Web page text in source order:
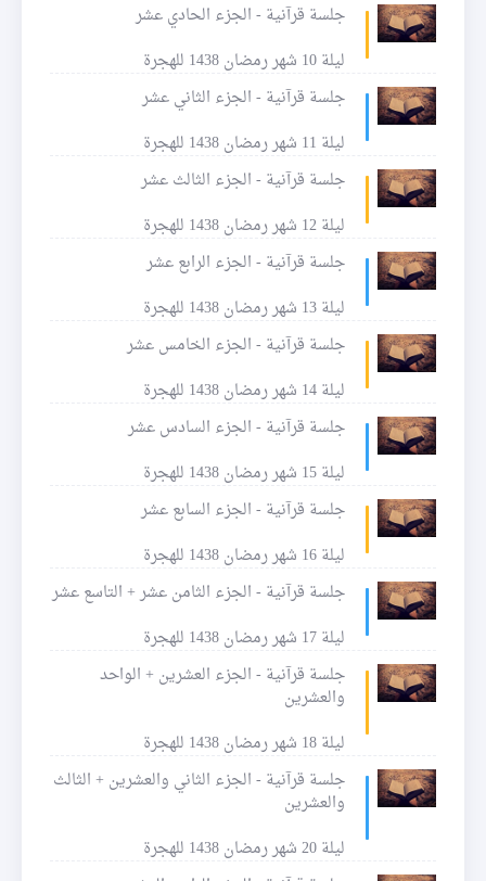
جلسة قرآنية - الجزء الحادي عشر
ليلة 10 شهر رمضان 1438 للهجرة
جلسة قرآنية - الجزء الثاني عشر
ليلة 11 شهر رمضان 1438 للهجرة
جلسة قرآنية - الجزء الثالث عشر
ليلة 12 شهر رمضان 1438 للهجرة
جلسة قرآنية - الجزء الرابع عشر
ليلة 13 شهر رمضان 1438 للهجرة
جلسة قرآنية - الجزء الخامس عشر
ليلة 14 شهر رمضان 1438 للهجرة
جلسة قرآنية - الجزء السادس عشر
ليلة 15 شهر رمضان 1438 للهجرة
جلسة قرآنية - الجزء السابع عشر
ليلة 16 شهر رمضان 1438 للهجرة
جلسة قرآنية - الجزء الثامن عشر + التاسع عشر
ليلة 17 شهر رمضان 1438 للهجرة
جلسة قرآنية - الجزء العشرين + الواحد
والعشرين
ليلة 18 شهر رمضان 1438 للهجرة
جلسة قرآنية - الجزء الثاني والعشرين + الثالث
والعشرين
ليلة 20 شهر رمضان 1438 للهجرة